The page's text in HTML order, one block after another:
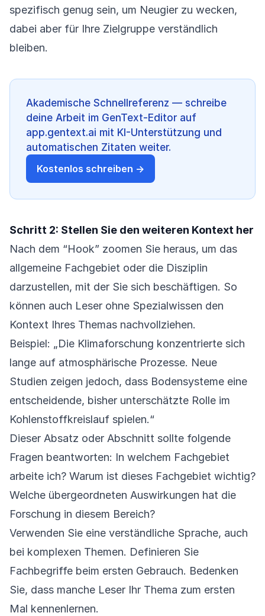
spezifisch genug sein, um Neugier zu wecken,
dabei aber für Ihre Zielgruppe verständlich
bleiben.
Akademische Schnellreferenz — schreibe
deine Arbeit im GenText-Editor auf
app.gentext.ai mit KI-Unterstützung und
automatischen Zitaten weiter.
Kostenlos schreiben →
Schritt 2: Stellen Sie den weiteren Kontext her
Nach dem “Hook” zoomen Sie heraus, um das
allgemeine Fachgebiet oder die Disziplin
darzustellen, mit der Sie sich beschäftigen. So
können auch Leser ohne Spezialwissen den
Kontext Ihres Themas nachvollziehen.
Beispiel: „Die Klimaforschung konzentrierte sich
lange auf atmosphärische Prozesse. Neue
Studien zeigen jedoch, dass Bodensysteme eine
entscheidende, bisher unterschätzte Rolle im
Kohlenstoffkreislauf spielen.“
Dieser Absatz oder Abschnitt sollte folgende
Fragen beantworten: In welchem Fachgebiet
arbeite ich? Warum ist dieses Fachgebiet wichtig?
Welche übergeordneten Auswirkungen hat die
Forschung in diesem Bereich?
Verwenden Sie eine verständliche Sprache, auch
bei komplexen Themen. Definieren Sie
Fachbegriffe beim ersten Gebrauch. Bedenken
Sie, dass manche Leser Ihr Thema zum ersten
Mal kennenlernen.